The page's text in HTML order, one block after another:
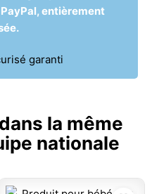
entièrement
la même
nationale